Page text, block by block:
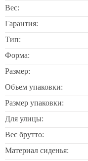
Вес:
Гарантия:
Тип:
Форма:
Размер:
Объем упаковки:
Размер упаковки:
Для улицы:
Вес брутто:
Материал сиденья: